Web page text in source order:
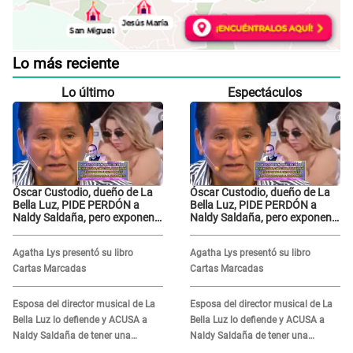
Lo más reciente
Lo último
Óscar Custodio, dueño de La
Bella Luz, PIDE PERDÓN a
Naldy Saldaña, pero exponen
grabar"
Agatha Lys presentó su libro
Cartas Marcadas
Esposa del director musical de La
Bella Luz lo defiende y ACUSA a
Naldy Saldaña de tener una
Espectáculos
Óscar Custodio, dueño de La
Bella Luz, PIDE PERDÓN a
Naldy Saldaña, pero exponen
grabar"
Agatha Lys presentó su libro
Cartas Marcadas
Esposa del director musical de La
Bella Luz lo defiende y ACUSA a
Naldy Saldaña de tener una